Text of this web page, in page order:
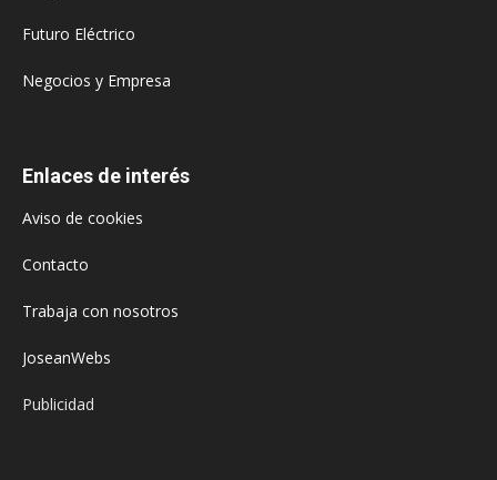
Futuro Eléctrico
Negocios y Empresa
Enlaces de interés
Aviso de cookies
Contacto
Trabaja con nosotros
JoseanWebs
Publicidad